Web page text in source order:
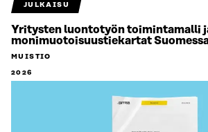
JULKAISU
Yritysten luontotyön toimintamalli
monimuotoisuustiekartat
MUISTIO
2026